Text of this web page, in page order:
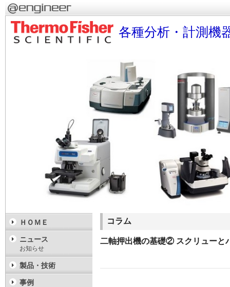
各種分析・計測機
コラム
二軸押出機の基礎② スクリューと
ＨＯＭＥ
ニュース
お知らせ
製品・技術
事例